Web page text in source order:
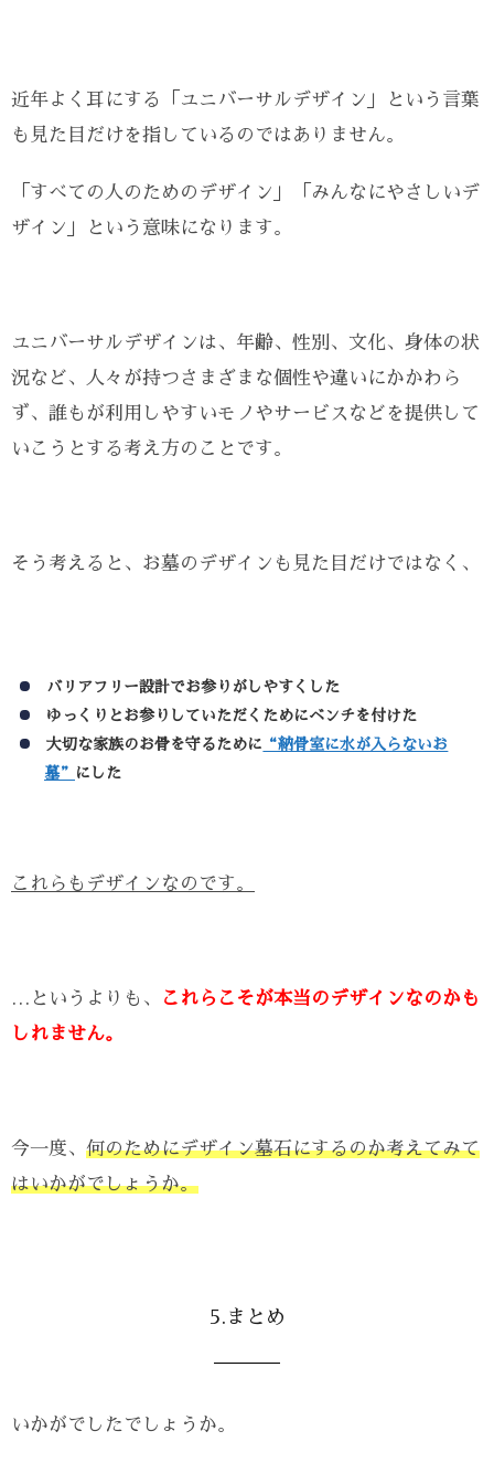
近年よく耳にする「ユニバーサルデザイン」という言葉
も見た目だけを指しているのではありません。
「すべての人のためのデザイン」「みんなにやさしいデ
ザイン」という意味になります。
ユニバーサルデザインは、年齢、性別、文化、身体の状
況など、人々が持つさまざまな個性や違いにかかわら
ず、誰もが利用しやすいモノやサービスなどを提供して
いこうとする考え方のことです。
そう考えると、お墓のデザインも見た目だけではなく、
バリアフリー設計でお参りがしやすくした
ゆっくりとお参りしていただくためにベンチを付けた
大切な家族のお骨を守るために “納骨室に水が入らないお
墓” にした
これらもデザインなのです。
…というよりも、
これらこそが本当のデザインなのかも
しれません。
今一度、 何のためにデザイン墓石にするのか考えてみて
はいかがでしょうか。
5.まとめ
いかがでしたでしょうか。